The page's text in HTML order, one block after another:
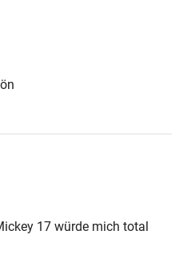
17 würde mich total